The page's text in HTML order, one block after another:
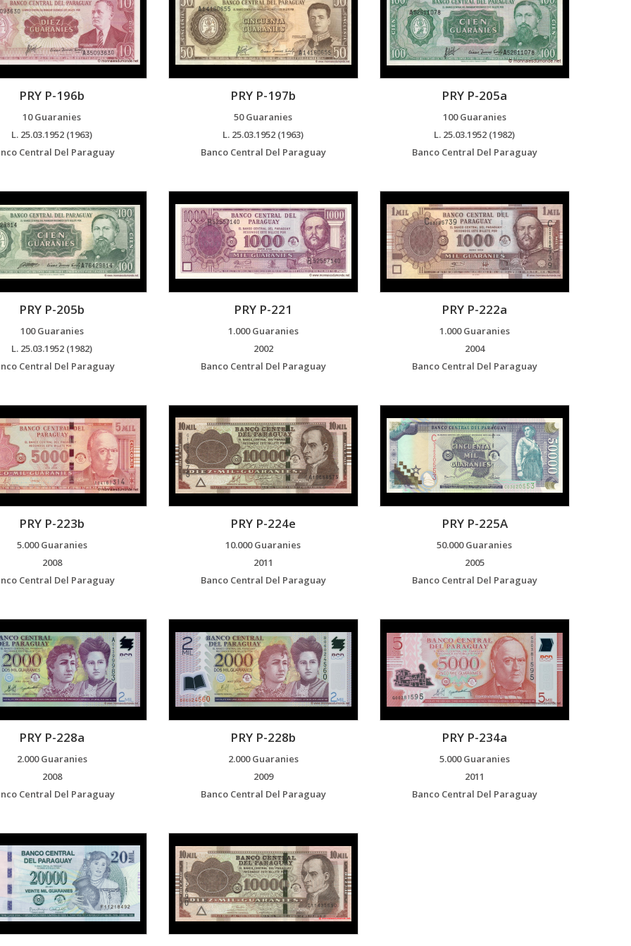
PRY P-196b
10 Guaranies
L. 25.03.1952 (1963)
Central Del Paraguay
PRY P-197b
50 Guaranies
L. 25.03.1952 (1963)
Banco Central Del Paraguay
PRY P-205a
100 Guaranies
L. 25.03.1952 (1982)
Banco Central Del Paraguay
PRY P-205b
100 Guaranies
L. 25.03.1952 (1982)
Central Del Paraguay
PRY P-221
1.000 Guaranies
2002
Banco Central Del Paraguay
PRY P-222a
1.000 Guaranies
2004
Banco Central Del Paraguay
PRY P-223b
5.000 Guaranies
2008
Central Del Paraguay
PRY P-224e
10.000 Guaranies
2011
Banco Central Del Paraguay
PRY P-225A
50.000 Guaranies
2005
Banco Central Del Paraguay
PRY P-228a
2.000 Guaranies
2008
Central Del Paraguay
PRY P-228b
2.000 Guaranies
2009
Banco Central Del Paraguay
PRY P-234a
5.000 Guaranies
2011
Banco Central Del Paraguay